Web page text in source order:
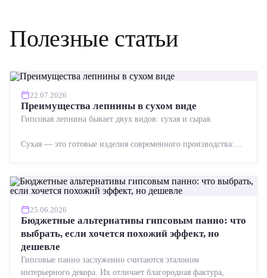
Полезные статьи
22.07.2026
Преимущества лепнины в сухом виде
Гипсовая лепнина бывает двух видов: сухая и сырая.
Сухая — это готовые изделия современного производства:
25.06.2026
Бюджетные альтернативы гипсовым панно: что
выбрать, если хочется похожий эффект, но
дешевле
Гипсовые панно заслуженно считаются эталоном
интерьерного декора. Их отличает благородная фактура,